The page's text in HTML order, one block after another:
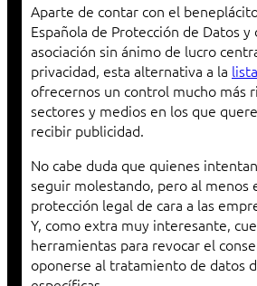
Aparte de contar con el
Española de Protección de Datos
asociación sin ánimo de lucro
privacidad, esta alternativa a la
ofrecernos un control mucho más
sectores y medios en los que
recibir publicidad.
No cabe duda que quienes
seguir molestando, pero al menos
protección legal de cara a las
Y, como extra muy interesante,
herramientas para revocar el
oponerse al tratamiento de datos